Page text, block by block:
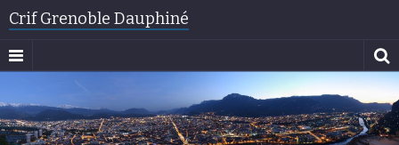
Crif Grenoble Dauphiné